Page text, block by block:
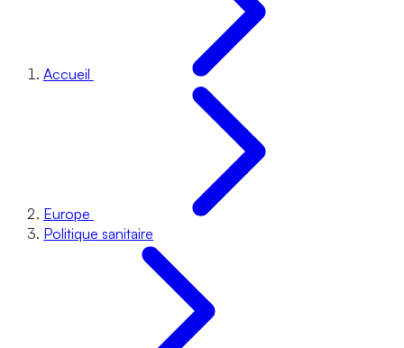
Accueil
Europe
Politique sanitaire